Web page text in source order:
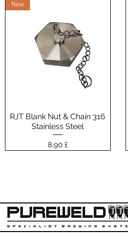
Vista rapida
New
RJT Blank Nut & Chain 316
Stainless Steel
Prezzo
8,90 £